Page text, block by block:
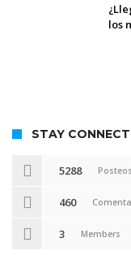
los
STAY
5288 Posteos
460
3 Members